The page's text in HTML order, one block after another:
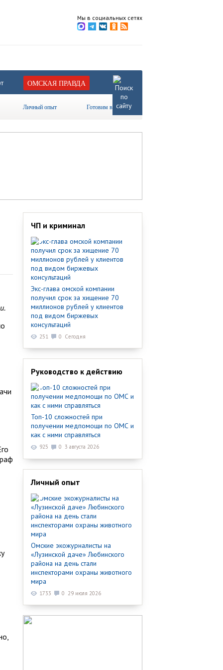
Мы в социальных сетях
ОМСКАЯ ПРАВДА
Личный опыт Готовим вместе
ЧП и криминал
Экс-глава омской компании
получил срок за хищение 70
миллионов рублей у клиентов
под видом биржевых
консультаций
251 0 Сегодня
Руководство к действию
Топ-10 сложностей при
получении медпомощи по ОМС и
как с ними справляться
925 0 3 августа 2026
Личный опыт
Омские экожурналисты на
«Лузинской даче» Любинского
района на день стали
инспекторами охраны животного
мира
1733 0 29 июля 2026